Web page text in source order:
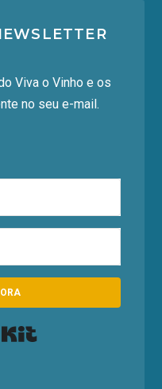
Viva o Vinho e os
no seu e-mail.